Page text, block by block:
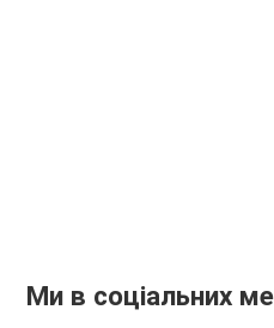
Ми в соціальних